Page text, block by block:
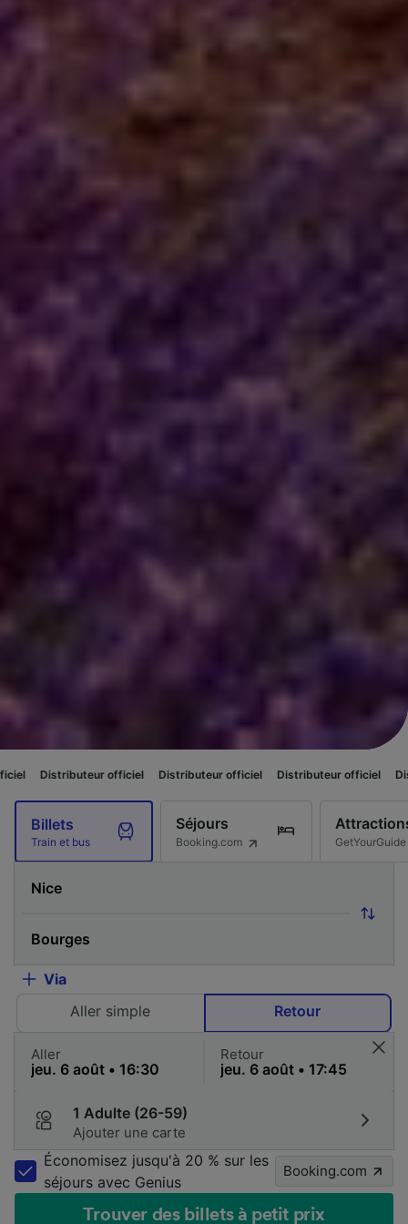
officiel Distributeur officiel Distributeur officiel Distributeur
Billets
Train et bus
Séjours
Booking.com GetYourGuide
Via
Aller simple
Retour
Aller Retour
1 Adulte (26-59)
Ajouter une carte
Économisez jusqu'à 20 % sur les
séjours avec Genius
Booking.com
Trouver des billets à petit prix